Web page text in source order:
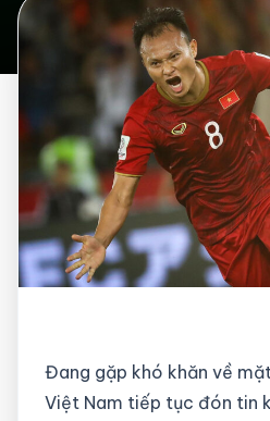
Đang gặp khó khăn về
Việt Nam tiếp tục đón tin